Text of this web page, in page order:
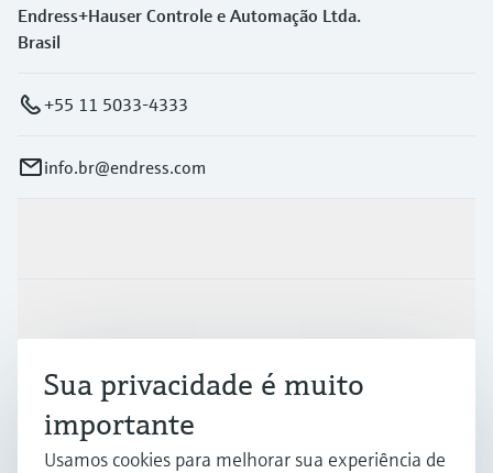
Endress+Hauser Controle e Automação Ltda.
Brasil
+55 11 5033-4333
info.br@endress.com
Suporte
Sua privacidade é muito
importante
Usamos cookies para melhorar sua experiência de